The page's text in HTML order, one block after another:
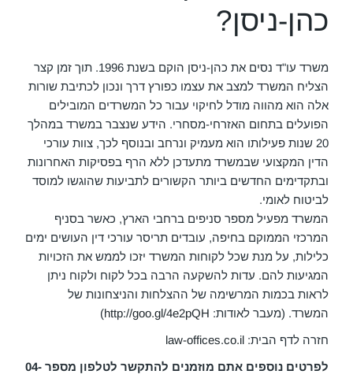
כהן-ניסן?
משרד עו"ד נסים את כהן-ניסן הוקם בשנת 1996. תוך זמן קצר
הצליח המשרד למצב את עצמו כפורץ דרך ונכון לכתיבת שורות
אלה הוא מהווה מודל לחיקוי עבור כל המשרדים המובילים
הפועלים בתחום האזרחי-מסחרי. הידע שנצבר במשרד במהלך
20 שנות פעילותו הוא מעמיק ונרחב ובנוסף לכך, צוות עורכי
הדין המקצועי שבמשרד מתעדכן ללא הרף בפסיקות האחרונות
ובתקדימים החדשים ביותר הקשורים לתביעות שהוגשו למוסד
לביטוח לאומי.
המשרד מפעיל מספר סניפים ברחבי הארץ, כאשר בסניף
המרכזי הממוקם בחיפה, עובדים תריסר עורכי דין העושים ימים
כלילות, על מנת שכל לקוחות המשרד יזכו לממש את הזכויות
המגיעות להם. עדות להשקעה הרבה בכל לקוח ולקוח ניתן
לראות בכמות המרשימה של ההצלחות והניצחונות של
המשרד. (מעבר לאודות: http://goo.gl/4e2pQH
)
חזרה לדף הבית:law-offices.co.il
לפרטים נוספים אתם מוזמנים להתקשר לטלפון מספר 04-